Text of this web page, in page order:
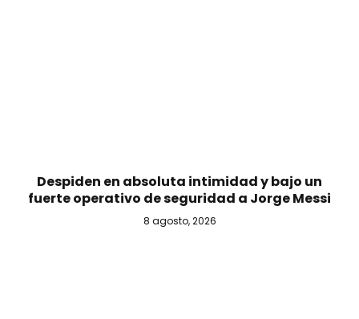
Despiden en absoluta intimidad y bajo un
fuerte operativo de seguridad a Jorge Messi
8 agosto, 2026